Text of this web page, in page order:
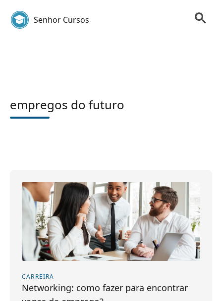
Senhor Cursos
empregos do futuro
CARREIRA
Networking: como fazer para encontrar